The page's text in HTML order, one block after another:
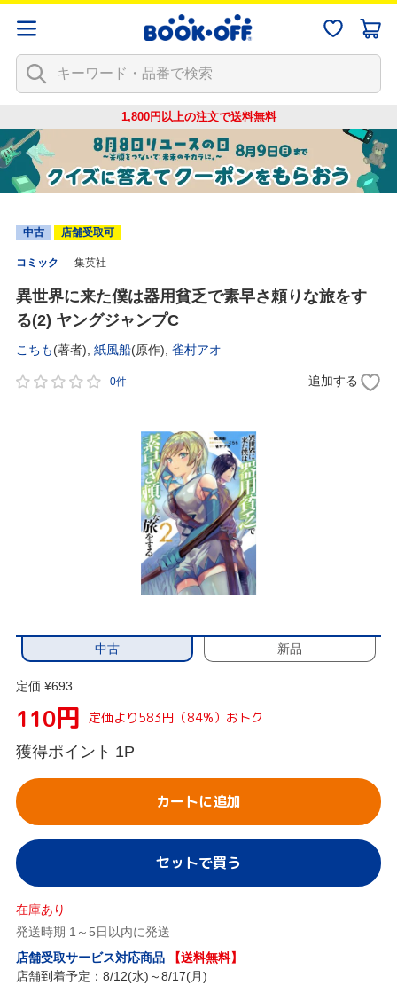
1,800円以上の注文で送料無料
中古 店舗受取可
コミック 集英社
異世界に来た僕は器用貧乏で素早さ頼りな旅をす
る(2) ヤングジャンプC
こちも(著者), 紙風船(原作), 雀村アオ
0件 追加する
中古 新品
定価 ¥693
110円 定価より583円（84%）おトク
獲得ポイント 1P
カートに追加
セットで買う
在庫あり
発送時期 1～5日以内に発送
店舗受取サービス対応商品
【送料無料】
店舗到着予定：8/12(水)～8/17(月)